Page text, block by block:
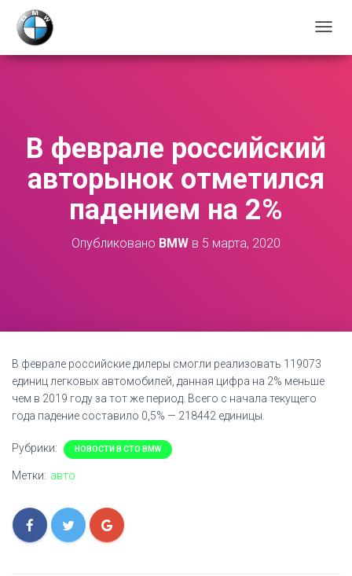
Е
Ч
И
В феврале российский
авторынок отметился
падением на 2%
Опубликовано BMW в 5 марта, 2020
В феврале российские дилеры смогли реализовать 119073
единиц легковых автомобилей, данная цифра на 2% меньше
чем в 2019 году за тот же период. Всего с начала текущего
года падение составило 0,5% — 218442 единицы.
Рубрики: НОВОСТИ В СТО BMW
Метки: авто